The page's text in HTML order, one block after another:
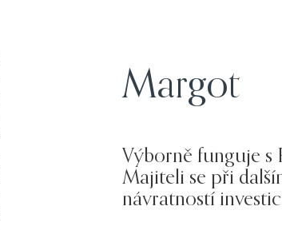
Margot
Výborně funguje s
Majiteli se při
návratností